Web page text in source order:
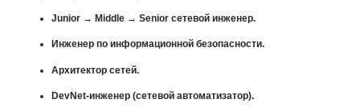
Junior → Middle → Senior сетевой инженер.
Инженер по информационной безопасности.
Архитектор сетей.
DevNet-инженер (сетевой автоматизатор).